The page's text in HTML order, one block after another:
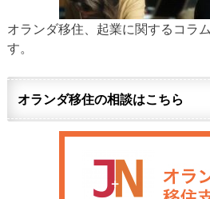
オランダ移住、起業に関するコラ
す。
オランダ移住の相談はこちら